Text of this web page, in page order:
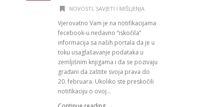
NOVOSTI, SAVJETI I MIŠLJENJA
Vjerovatno Vam je na notifikacijama
fecebook-u nedavno “iskočila”
informacija sa naših portala da je u
toku usaglašavanje podataka u
zemljišnim knjigama i da se pozivaju
građani da zaštite svoja prava do
20. februara. Ukoliko ste preskočili
notifikaciju o ovoj...